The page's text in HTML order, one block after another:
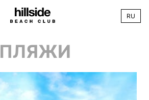
RU
ПЛЯЖИ